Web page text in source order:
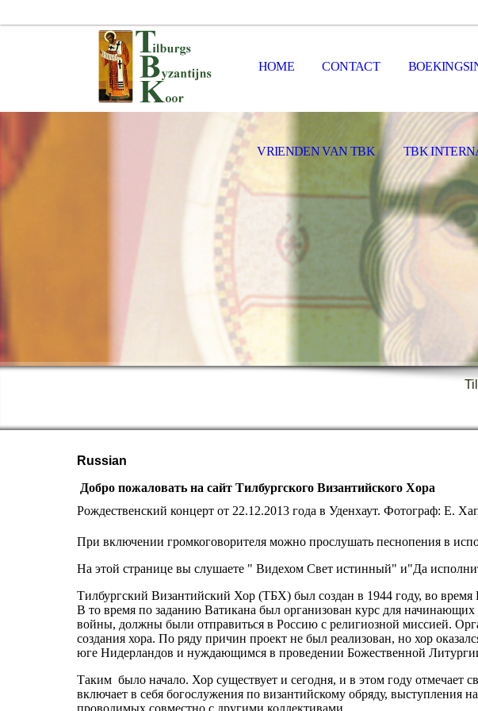
HOME CONTACT
VRIENDEN VAN TBK TBK
Russian
Добро пожаловать на сайт Тилбургского Византийского Хора
Рождественский концерт от 22.12.2013 года в Уденхаут. Фотограф: Е.
При включении громкоговорителя можно прослушать песнопения в
На этой странице вы слушаете " Видехом Свет истинный" и"Да
Тилбургский Византийский Хор (ТБХ) был создан в 1944 году, во
В то время по заданию Ватикана был организован курс для
войны, должны были отправиться в Россию с религиозной миссией.
создания хора. По ряду причин проект не был реализован, но хор
юге Нидерландов и нуждающимся в проведении Божественной
Таким было начало. Хор существует и сегодня, и в этом году отмечает
включает в себя богослужения по византийскому обряду, выступления